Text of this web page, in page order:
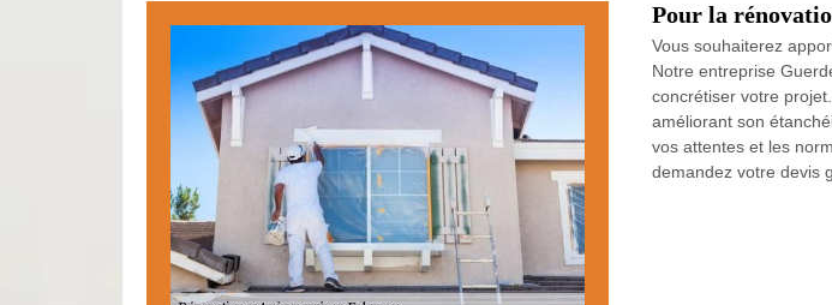
Pour la
Vous souhaiterez
Notre entreprise
concrétiser votre
améliorant son
vos attentes et les
demandez votre devis